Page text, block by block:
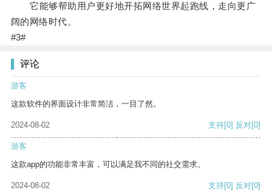
它能够帮助用户更好地开拓网络世界起跑线，走向更广
阔的网络时代。
#3#
评论
游客
这款软件的界面设计非常简洁，一目了然。
2024-08-02 支持[0] 反对[0]
游客
这款app的功能非常丰富，可以满足我不同的社交需求。
2024-08-02 支持[0] 反对[0]